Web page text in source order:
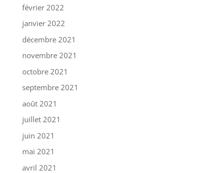
février 2022
janvier 2022
décembre 2021
novembre 2021
octobre 2021
septembre 2021
août 2021
juillet 2021
juin 2021
mai 2021
avril 2021